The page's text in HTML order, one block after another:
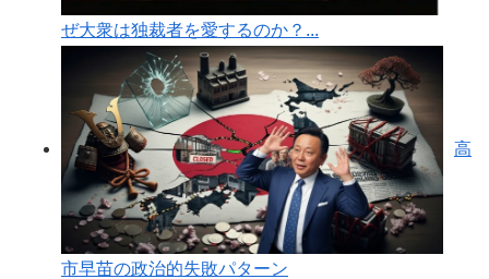
ぜ大衆は独裁者を愛するのか？...
高
市早苗の政治的失敗パターン